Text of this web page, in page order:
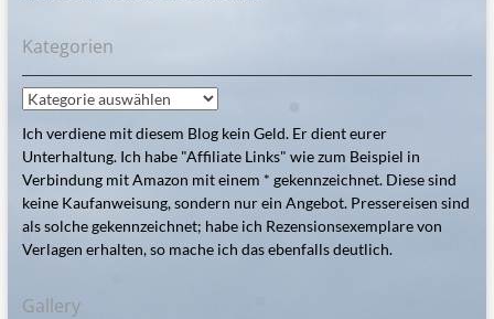
Kategorien
Kategorien
Ich verdiene mit diesem Blog kein Geld. Er dient eurer
Unterhaltung. Ich habe "Affiliate Links" wie zum Beispiel in
Verbindung mit Amazon mit einem * gekennzeichnet. Diese sind
keine Kaufanweisung, sondern nur ein Angebot. Pressereisen sind
als solche gekennzeichnet; habe ich Rezensionsexemplare von
Verlagen erhalten, so mache ich das ebenfalls deutlich.
Gallery